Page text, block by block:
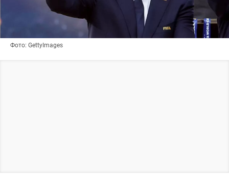
Фото: GettyImages